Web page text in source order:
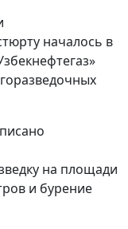
началось в
на площади
и бурение